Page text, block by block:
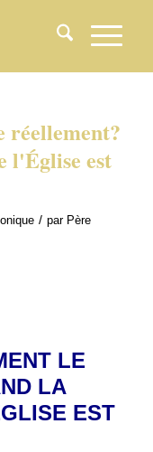
réellement?
l'Église est
/ par Père
LE
LA
EST